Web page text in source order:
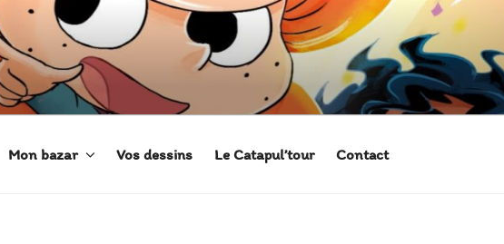
Mon bazar Vos dessins Le Catapul’tour Contact